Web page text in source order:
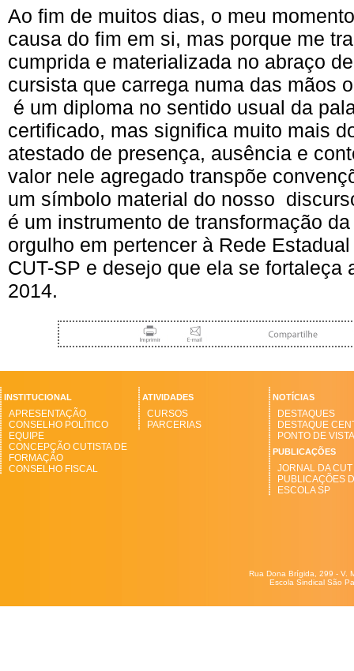
Ao fim de muitos dias, o meu
causa do fim em si, mas porque me
cumprida e materializada no abraço
cursista que carrega numa das mãos
é um diploma no sentido usual da
certificado, mas significa muito mais
atestado de presença, ausência e
valor nele agregado transpõe
um símbolo material do nosso
é um instrumento de transformação
orgulho em pertencer à Rede
CUT-SP e desejo que ela se fortaleça
2014.
INSTITUCIONAL
APRESENTAÇÃO
CONSELHO POLÍTICO
EQUIPE
CONCEPÇÃO CUTISTA DE
FORMAÇÃO
CONSELHO FISCAL
ATIVIDADES
CURSOS
PARCERIAS
NOTÍCIAS
DESTAQUES
DESTAQUE
PONTO DE VISTA
PUBLICAÇÕES
JORNAL DA CUT
PUBLICAÇÕES
ESCOLA SP
Rua Dona Brígida, 299 - V.
Escola Sindical São